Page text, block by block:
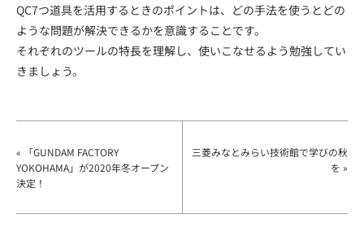
QC7つ道具を活用するときのポイントは、どの手法を使うとどの
ような問題が解決できるかを意識することです。
それぞれのツールの特長を理解し、使いこなせるよう勉強してい
きましょう。
三菱みなとみらい技術館で学びの秋
を »
« 「GUNDAM FACTORY
YOKOHAMA」が2020年冬オープン
決定！